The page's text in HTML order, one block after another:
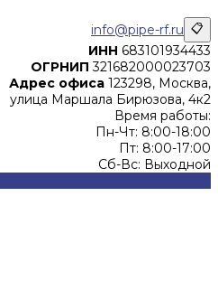
info@pipe-rf.ru 📋
ИНН 683101934433
ОГРНИП 321682000023703
Адрес офиса 123298, Москва,
улица Маршала Бирюзова, 4к2
Время работы:
Пн-Чт: 8:00-18:00
Пт: 8:00-17:00
Сб-Вс: Выходной